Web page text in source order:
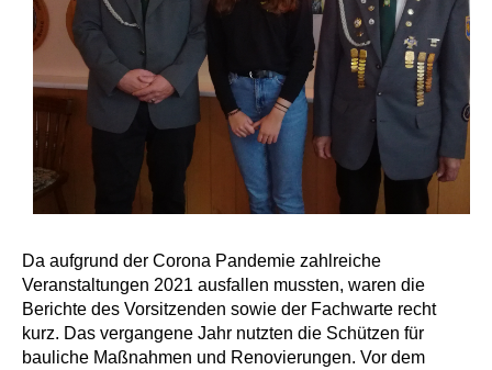
Da aufgrund der Corona Pandemie zahlreiche
Veranstaltungen 2021 ausfallen mussten, waren die
Berichte des Vorsitzenden sowie der Fachwarte recht
kurz. Das vergangene Jahr nutzten die Schützen für
bauliche Maßnahmen und Renovierungen. Vor dem